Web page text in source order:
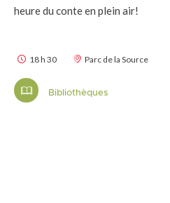
heure du conte en plein air!
18 h 30 Parc de la Source
Bibliothèques